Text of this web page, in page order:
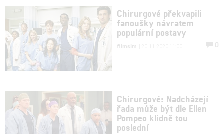
Chirurgové překvapili
fanoušky návratem
populární postavy
filmsim 0
Chirurgové: Nadcházejí
řada může být dle Ellen
Pompeo klidně tou
poslední